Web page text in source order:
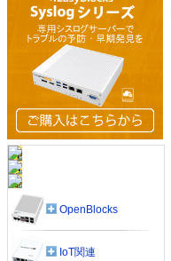
OpenBlocks
IoT関連